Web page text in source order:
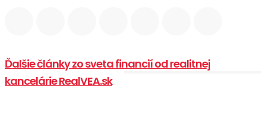
Ďalšie články zo sveta financií od realitnej
kancelárie RealVEA.sk